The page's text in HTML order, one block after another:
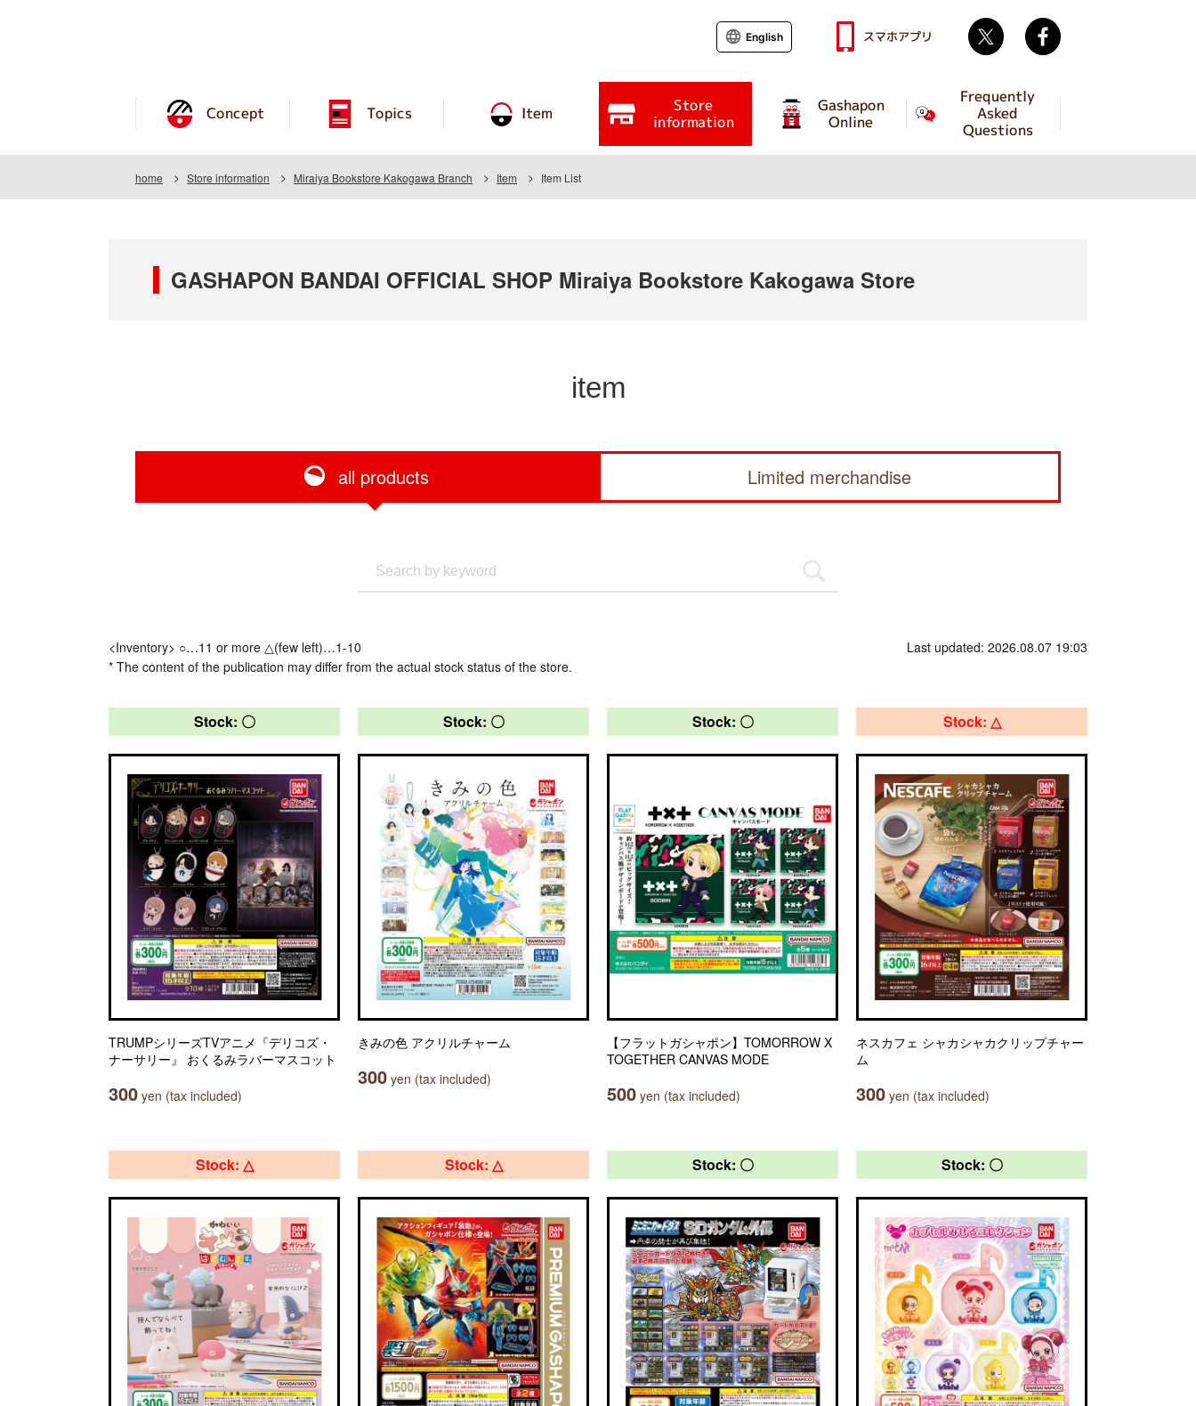
Concept Topics Item Store
information
Gashapon
Online
Frequently
Asked
Questions
English スマホアプリ Twitter
home Store information Miraiya Bookstore Kakogawa Branch Item Item List
GASHAPON BANDAI OFFICIAL SHOP Miraiya Bookstore Kakogawa Store
item
all products Limited merchandise
<Inventory> ○…11 or more △(few left)…1-10
* The content of the publication may differ from the actual stock status of the store.
Last updated: 2026.08.07 19:03
Stock: 〇
TRUMPシリーズTVアニメ『デリコズ・
ナーサリー』 おくるみラバーマスコット
300 yen (tax included)
Stock: 〇
きみの色 アクリルチャーム
300 yen (tax included)
Stock: 〇
【フラットガシャポン】TOMORROW X
TOGETHER CANVAS MODE
500 yen (tax included)
Stock: △
ネスカフェ シャカシャカクリップチャー
ム
300 yen (tax included)
Stock: △ Stock: △ Stock: 〇 Stock: 〇